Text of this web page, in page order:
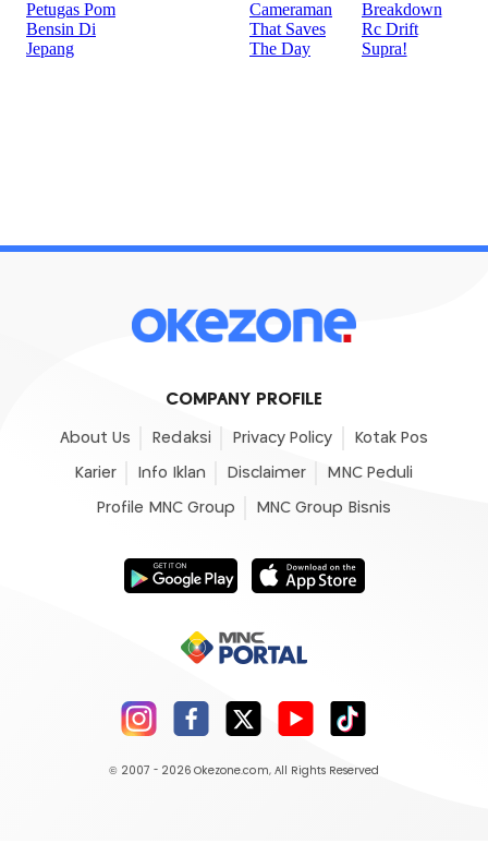
COMPANY PROFILE
About Us Redaksi Privacy Policy Kotak Pos
Karier Info Iklan Disclaimer MNC Peduli
Profile MNC Group MNC Group Bisnis
© 2007 - 2026 Okezone.com, All Rights Reserved